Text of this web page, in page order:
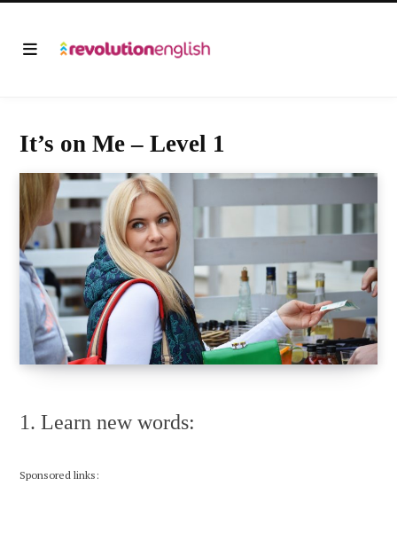
It’s on Me – Level 1
1. Learn new words:
Sponsored links: